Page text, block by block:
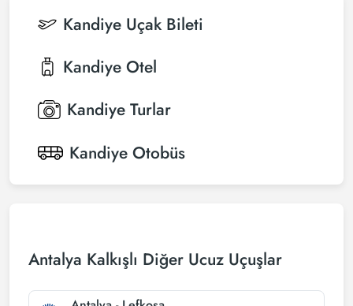
Kandiye Uçak Bileti
Kandiye Otel
Kandiye Turlar
Kandiye Otobüs
Antalya Kalkışlı Diğer Ucuz Uçuşlar